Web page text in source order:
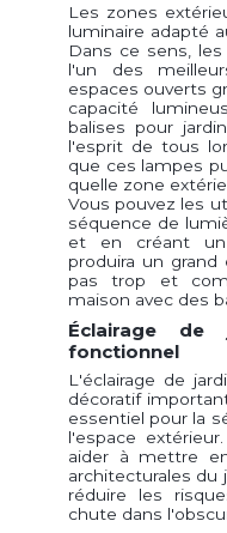
Les zones
luminaire adapté
Dans ce sens,
l'un des
espaces ouverts
capacité
balises pour
l'esprit de tous
que ces lampes
quelle zone
Vous pouvez les
séquence de
et en créant
produira un
pas trop et
maison avec des
Éclairage
fonctionnel
L'éclairage de
décoratif
essentiel pour la
l'espace
aider à mettre
architecturales du
réduire les
chute dans